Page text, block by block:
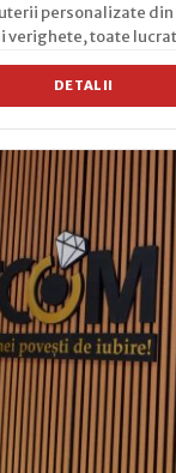
personalizate
verighete, toate
DETALII